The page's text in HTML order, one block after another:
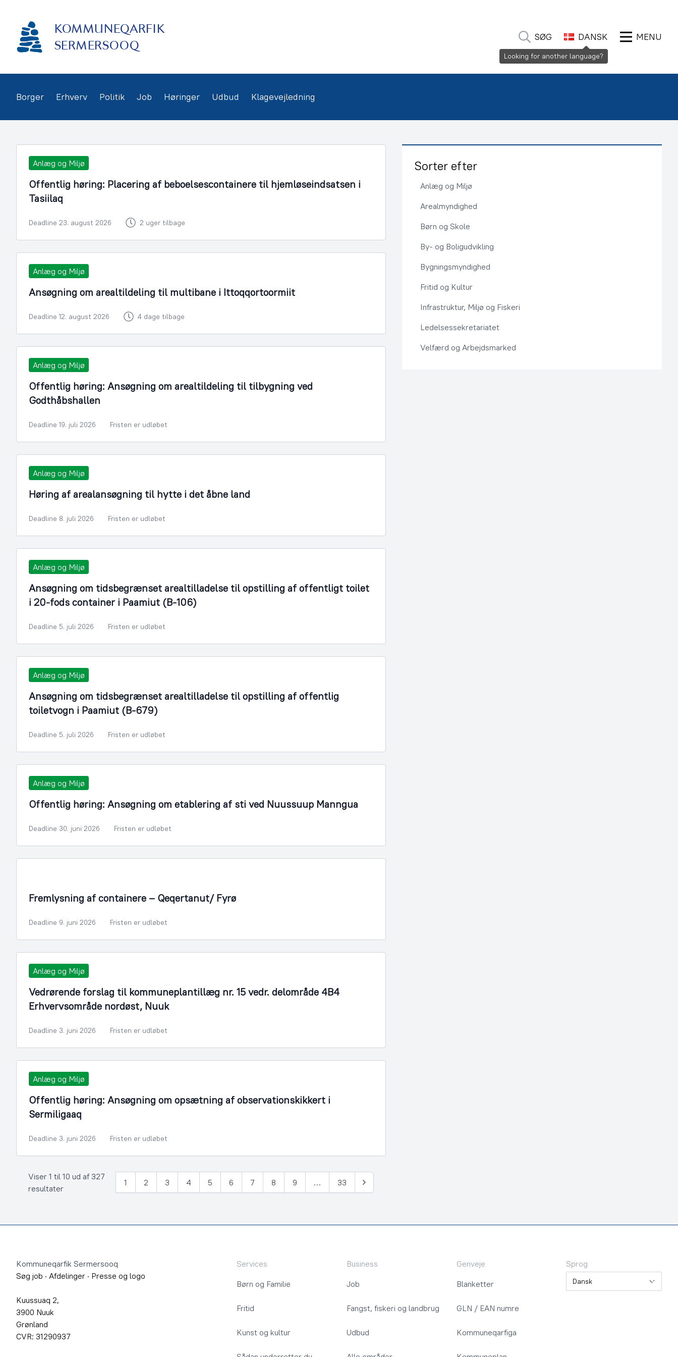
indhold
KOMMUNEQARFIK
SERMERSOOQ
SØG DANSK MENU
Borger Erhverv Politik Job Høringer Udbud Klagevejledning
Anlæg og Miljø
Offentlig høring: Placering af beboelsescontainere til hjemløseindsatsen i
Tasiilaq
Deadline 23. august 2026 2 uger tilbage
Anlæg og Miljø
Ansøgning om arealtildeling til multibane i Ittoqqortoormiit
Deadline 12. august 2026 4 dage tilbage
Anlæg og Miljø
Offentlig høring: Ansøgning om arealtildeling til tilbygning ved
Godthåbshallen
Deadline 19. juli 2026 Fristen er udløbet
Anlæg og Miljø
Høring af arealansøgning til hytte i det åbne land
Deadline 8. juli 2026 Fristen er udløbet
Anlæg og Miljø
Ansøgning om tidsbegrænset arealtilladelse til opstilling af offentligt toilet
i 20-fods container i Paamiut (B-106)
Deadline 5. juli 2026 Fristen er udløbet
Anlæg og Miljø
Ansøgning om tidsbegrænset arealtilladelse til opstilling af offentlig
toiletvogn i Paamiut (B-679)
Deadline 5. juli 2026 Fristen er udløbet
Anlæg og Miljø
Offentlig høring: Ansøgning om etablering af sti ved Nuussuup Manngua
Deadline 30. juni 2026 Fristen er udløbet
Fremlysning af containere – Qeqertanut/ Fyrø
Deadline 9. juni 2026 Fristen er udløbet
Anlæg og Miljø
Vedrørende forslag til kommuneplantillæg nr. 15 vedr. delområde 4B4
Erhvervsområde nordøst, Nuuk
Deadline 3. juni 2026 Fristen er udløbet
Anlæg og Miljø
Offentlig høring: Ansøgning om opsætning af observationskikkert i
Sermiligaaq
Deadline 3. juni 2026 Fristen er udløbet
Viser 1 til 10 ud af 327
resultater
1 2 3 4 5 6 7 8 9 … 33
Næste
Sorter efter
Anlæg og Miljø
Arealmyndighed
Børn og Skole
By- og Boligudvikling
Bygningsmyndighed
Fritid og Kultur
Infrastruktur, Miljø og Fiskeri
Ledelsessekretariatet
Velfærd og Arbejdsmarked
Kommuneqarfik Sermersooq
Søg job · Afdelinger · Presse og logo
Kuussuaq 2,
3900 Nuuk
Grønland
CVR: 31290937
Services
Børn og Familie
Fritid
Kunst og kultur
Business
Job
Fangst, fiskeri og landbrug
Udbud
Genveje
Blanketter
GLN / EAN numre
Kommuneqarfiga
Sprog
Sprog
Looking for another language?